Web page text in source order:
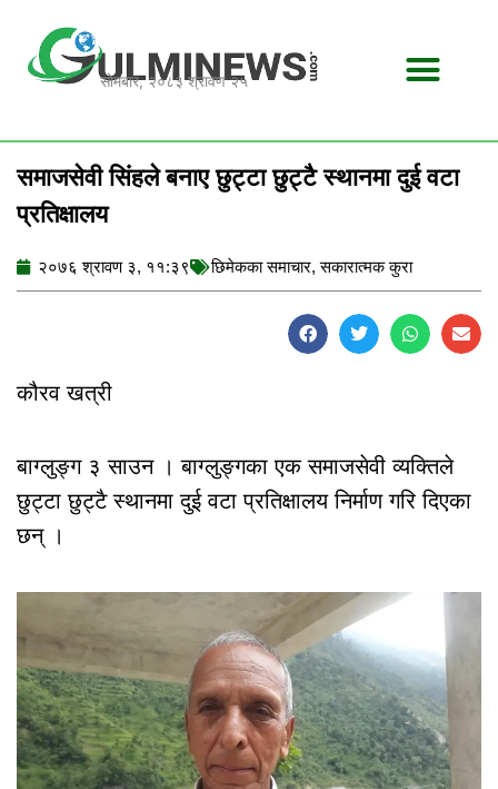
content
सोमबार, २०८३ श्रावण २५
समाजसेवी सिंहले बनाए छुट्टा छुट्टै स्थानमा दुई वटा
प्रतिक्षालय
२०७६ श्रावण ३, ११:३९ छिमेकका समाचार,सकारात्मक कुरा
कौरव खत्री
बाग्लुङ्ग ३ साउन । बाग्लुङ्गका एक समाजसेवी व्यक्तिले
छुट्टा छुट्टै स्थानमा दुई वटा प्रतिक्षालय निर्माण गरि दिएका
छन् ।